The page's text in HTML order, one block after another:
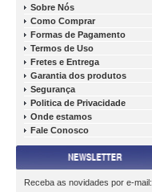
Sobre Nós
Como Comprar
Formas de Pagamento
Termos de Uso
Fretes e Entrega
Garantia dos produtos
Segurança
Politica de Privacidade
Onde estamos
Fale Conosco
Receba as novidades por e-mail: